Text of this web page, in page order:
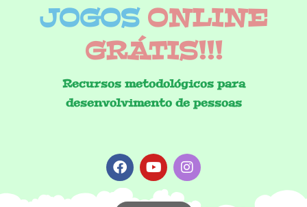
JOGOS ONLINE
GRÁTIS!!!
Recursos metodológicos para
desenvolvimento de pessoas